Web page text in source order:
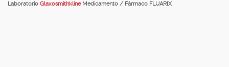
Laboratorio Glaxosmithkline Medicamento / Fármaco FLUARIX